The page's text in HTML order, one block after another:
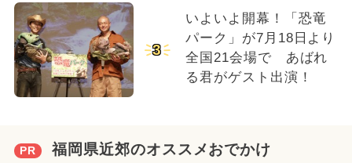
3
いよいよ開幕！「恐竜
パーク」が7月18日より
全国21会場で あばれ
る君がゲスト出演！
PR 福岡県近郊のオススメおでかけ